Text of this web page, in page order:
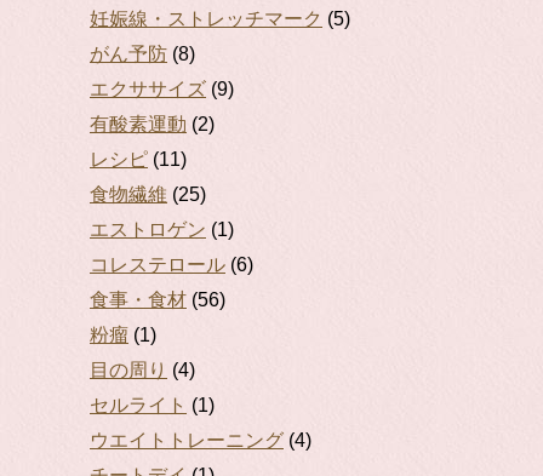
妊娠線・ストレッチマーク (5)
がん予防 (8)
エクササイズ (9)
有酸素運動 (2)
レシピ (11)
食物繊維 (25)
エストロゲン (1)
コレステロール (6)
食事・食材 (56)
粉瘤 (1)
目の周り (4)
セルライト (1)
ウエイトトレーニング (4)